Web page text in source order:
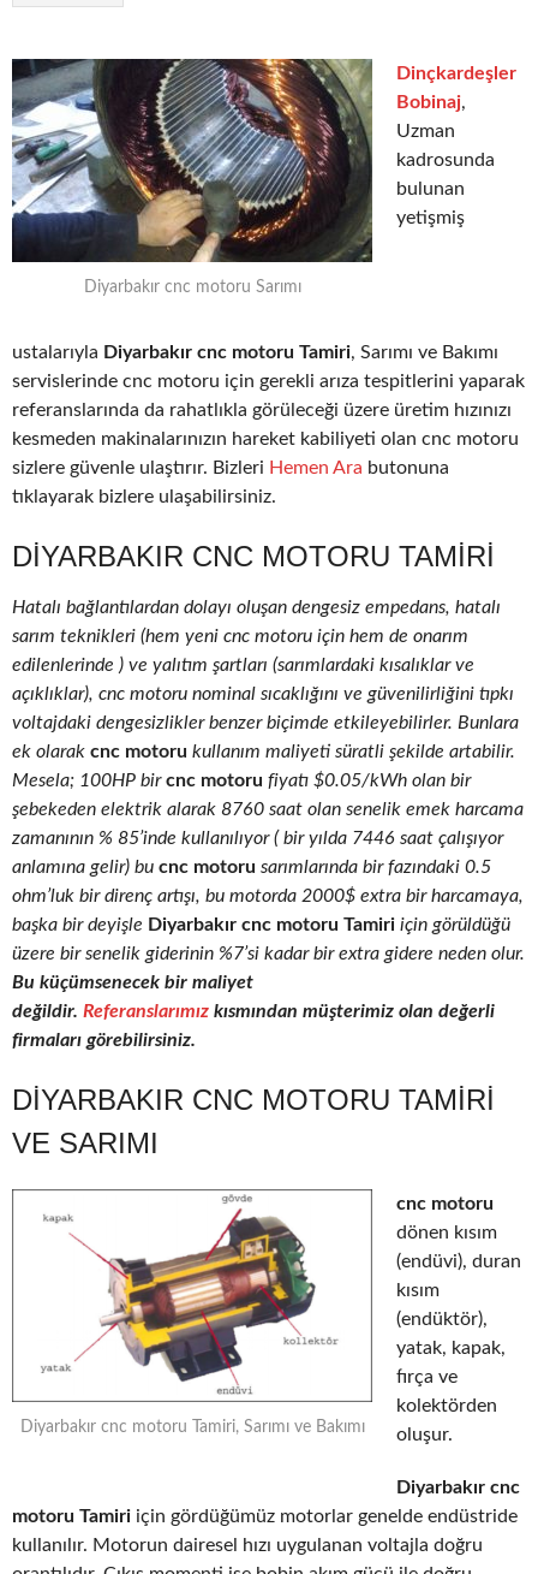
Diyarbakır cnc motoru Sarımı
Dinçkardeşler
Bobinaj,
Uzman
kadrosunda
bulunan
yetişmiş
ustalarıyla Diyarbakır cnc motoru Tamiri, Sarımı ve Bakımı
servislerinde cnc motoru için gerekli arıza tespitlerini yaparak
referanslarında da rahatlıkla görüleceği üzere üretim hızınızı
kesmeden makinalarınızın hareket kabiliyeti olan cnc motoru
sizlere güvenle ulaştırır. Bizleri Hemen Ara butonuna
tıklayarak bizlere ulaşabilirsiniz.
DIYARBAKIR CNC MOTORU TAMIRI
Hatalı bağlantılardan dolayı oluşan dengesiz empedans, hatalı
sarım teknikleri (hem yeni cnc motoru için hem de onarım
edilenlerinde ) ve yalıtım şartları (sarımlardaki kısalıklar ve
açıklıklar), cnc motoru nominal sıcaklığını ve güvenilirliğini tıpkı
voltajdaki dengesizlikler benzer biçimde etkileyebilirler. Bunlara
ek olarak cnc motoru kullanım maliyeti süratli şekilde artabilir.
Mesela; 100HP bircnc motoru fiyatı $0.05/kWh olan bir
şebekeden elektrik alarak 8760 saat olan senelik emek harcama
zamanının % 85’inde kullanılıyor ( bir yılda 7446 saat çalışıyor
anlamına gelir) bu cnc motoru sarımlarında bir fazındaki 0.5
ohm’luk bir direnç artışı, bu motorda 2000$ extra bir harcamaya,
başka bir deyişle Diyarbakır cnc motoru Tamiri için görüldüğü
üzere bir senelik giderinin %7’si kadar bir extra gidere neden olur.
Bu küçümsenecek bir maliyet
değildir. Referanslarımız kısmından müşterimiz olan değerli
firmaları görebilirsiniz.
DIYARBAKIR CNC MOTORU TAMIRI
VE SARIMI
Diyarbakır cnc motoru Tamiri, Sarımı ve Bakımı
cnc motoru
dönen kısım
(endüvi), duran
kısım
(endüktör),
yatak, kapak,
fırça ve
kolektörden
oluşur.
Diyarbakır cnc
motoru Tamiri için gördüğümüz motorlar genelde endüstride
kullanılır. Motorun dairesel hızı uygulanan voltajla doğru